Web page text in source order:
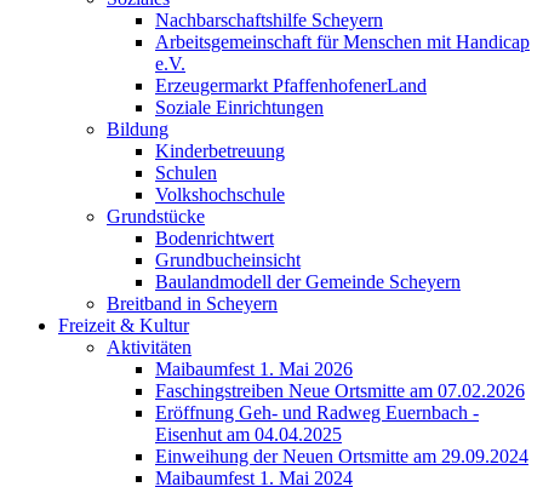
Nachbarschaftshilfe Scheyern
Arbeitsgemeinschaft für Menschen mit Handicap
e.V.
Erzeugermarkt PfaffenhofenerLand
Soziale Einrichtungen
Bildung
Kinderbetreuung
Schulen
Volkshochschule
Grundstücke
Bodenrichtwert
Grundbucheinsicht
Baulandmodell der Gemeinde Scheyern
Breitband in Scheyern
Freizeit & Kultur
Aktivitäten
Maibaumfest 1. Mai 2026
Faschingstreiben Neue Ortsmitte am 07.02.2026
Eröffnung Geh- und Radweg Euernbach -
Eisenhut am 04.04.2025
Einweihung der Neuen Ortsmitte am 29.09.2024
Maibaumfest 1. Mai 2024